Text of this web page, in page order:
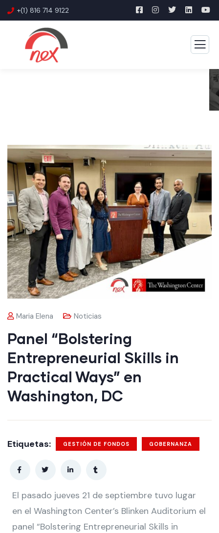
+(1) 816 714 9122
Maria Elena Noticias
Panel “Bolstering
Entrepreneurial Skills in
Practical Ways” en
Washington, DC
Etiquetas: GESTIÓN DE FONDOS GOBERNANZA
El pasado jueves 21 de septiembre tuvo lugar
en el Washington Center’s Blinken Auditorium el
panel “Bolstering Entrepreneurial Skills in